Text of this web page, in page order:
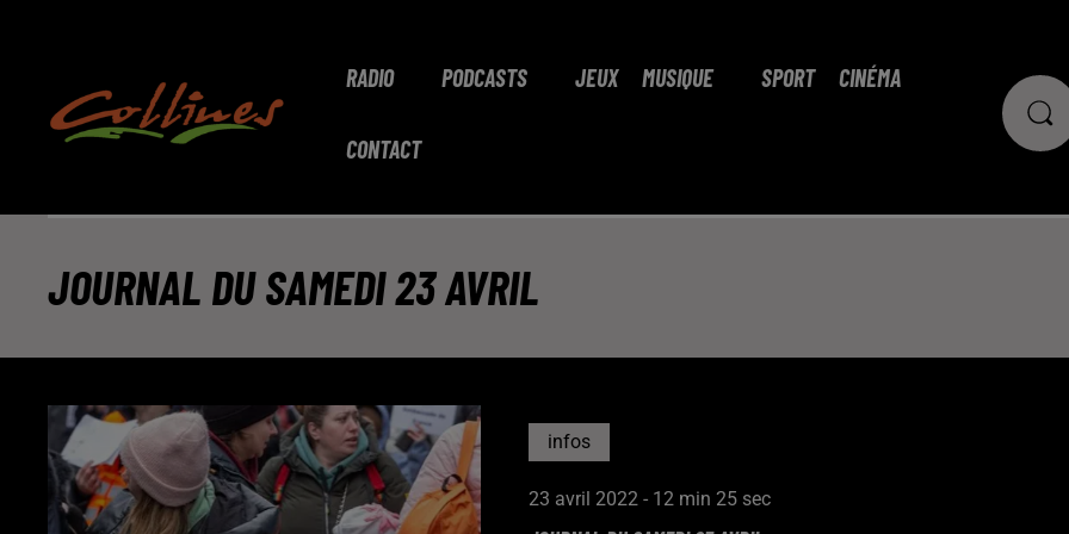
RADIO PODCASTS JEUX MUSIQUE SPORT CINÉMA
CONTACT
JOURNAL DU SAMEDI 23 AVRIL
infos
23 avril 2022 - 12 min 25 sec